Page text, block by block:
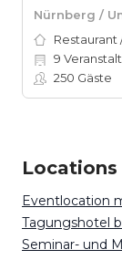
Nürnberg /
Restaurant
9
250 Gäste